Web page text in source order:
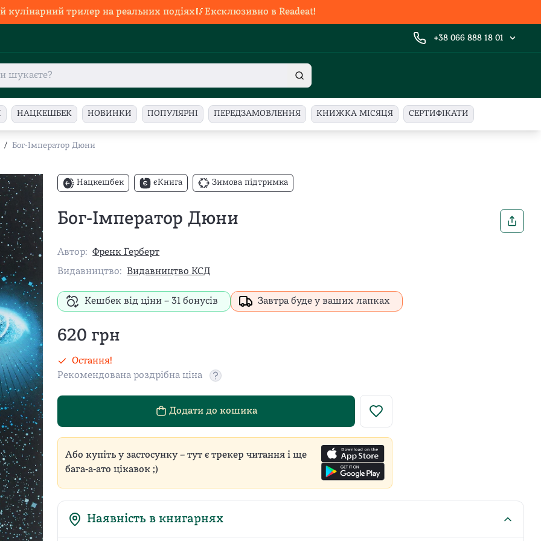
кулінарний трилер на реальних подіях🥢Ексклюзивно в Readeat!
+38 066 888 18 01
НАЦКЕШБЕК НОВИНКИ ПОПУЛЯРНІ ПЕРЕДЗАМОВЛЕННЯ КНИЖКА МІСЯЦЯ СЕРТИФІКАТИ
/ Бог-Імператор Дюни
Нацкешбек єКнига Зимова підтримка
Бог-Імператор Дюни
Автор: Френк Герберт
Видавництво:
Видавництво КСД
Кешбек від ціни –31 бонусів Завтра буде у ваших лапках
620 грн
Остання!
Рекомендована роздрібна ціна
Додати до кошика
Або купіть у застосунку – тут є трекер читання і ще
бага-а-ато цікавок ;)
Наявність в книгарнях